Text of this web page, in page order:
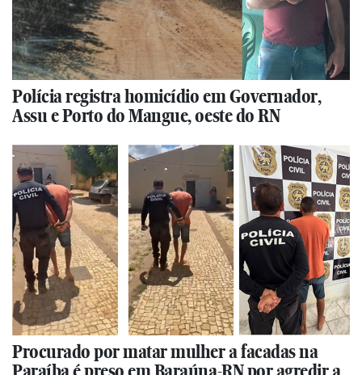
Polícia registra homicídio em Governador,
Assu e Porto do Mangue, oeste do RN
Procurado por matar mulher a facadas na